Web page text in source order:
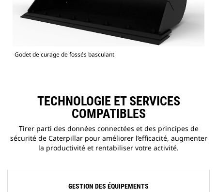
Godet de curage de fossés basculant
TECHNOLOGIE ET SERVICES
COMPATIBLES
Tirer parti des données connectées et des principes de
sécurité de Caterpillar pour améliorer l’efficacité, augmenter
la productivité et rentabiliser votre activité.
GESTION DES ÉQUIPEMENTS